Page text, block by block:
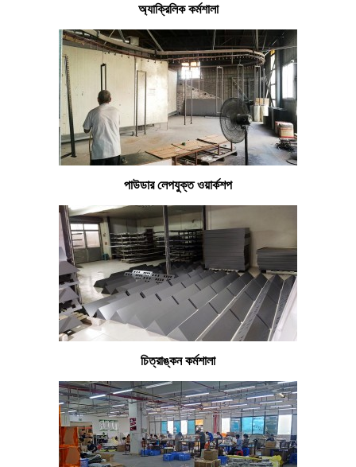
অ্যাক্রিলিক কর্মশালা
পাউডার লেপযুক্ত ওয়ার্কশপ
চিত্রাঙ্কন কর্মশালা